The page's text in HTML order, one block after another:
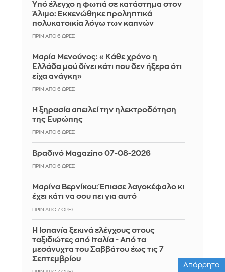
Yπό έλεγχο η φωτιά σε κατάστημα στον
Άλιμο: Εκκενώθηκε προληπτικά
πολυκατοικία λόγω των καπνών
ΠΡΙΝ ΑΠΌ 6 ΏΡΕΣ
Μαρία Μενούνος: «Κάθε χρόνο η
Ελλάδα μού δίνει κάτι που δεν ήξερα ότι
είχα ανάγκη»
ΠΡΙΝ ΑΠΌ 6 ΏΡΕΣ
Η ξηρασία απειλεί την ηλεκτροδότηση
της Ευρώπης
ΠΡΙΝ ΑΠΌ 6 ΏΡΕΣ
Βραδινό Magazino 07-08-2026
ΠΡΙΝ ΑΠΌ 6 ΏΡΕΣ
Μαρίνα Βερνίκου: Έπιασε λαγοκέφαλο κι
έχει κάτι να σου πει για αυτό
ΠΡΙΝ ΑΠΌ 7 ΏΡΕΣ
Η Ισπανία ξεκινά ελέγχους στους
ταξιδιώτες από Ιταλία - Από τα
μεσάνυχτα του Σαββάτου έως τις 7
Σεπτεμβρίου
Απόρρητο